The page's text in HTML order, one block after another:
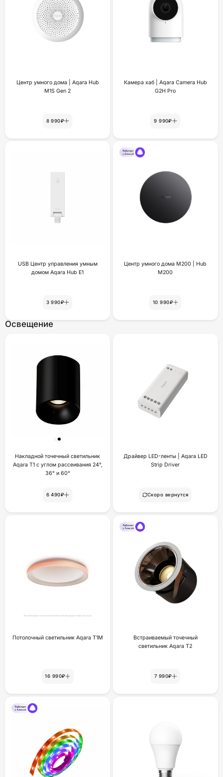
Центр умного дома | Aqara Hub
M1S Gen 2
8 990₽
Камера хаб | Aqara Camera Hub
G2H Pro
9 990₽
USB Центр управления умным
домом Aqara Hub E1
3 990₽
Центр умного дома M200 | Hub
M200
10 990₽
Освещение
Накладной точечный светильник
Aqara T1 с углом рассеивания 24°,
36° и 60°
6 490₽
Драйвер LED-ленты | Aqara LED
Strip Driver
Скоро вернутся
Потолочный светильник Aqara T1M
16 990₽
Встраиваемый точечный
светильник Aqara Т2
7 990₽